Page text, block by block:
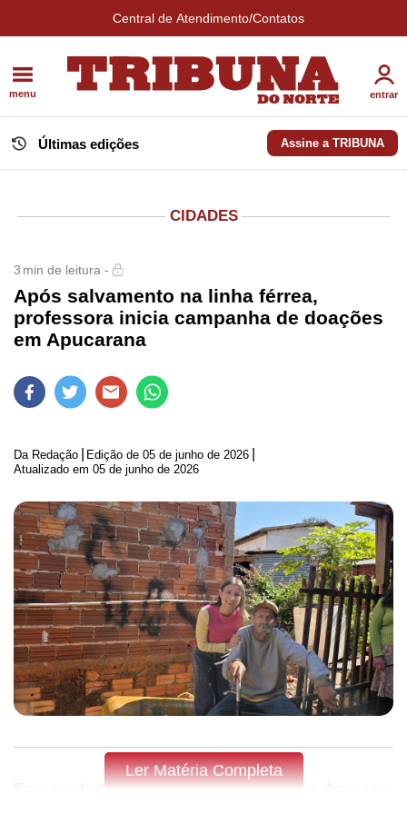
Central de Atendimento/Contatos
menu entrar
Últimas edições Assine a TRIBUNA
CIDADES
3 min de leitura -
Após salvamento na linha férrea,
professora inicia campanha de doações
em Apucarana
Da Redação Edição de 05 de junho de 2026
Atualizado em 05 de junho de 2026
Fique por dentro do que acontece em Apucarana, Arapongas
Ler Matéria Completa